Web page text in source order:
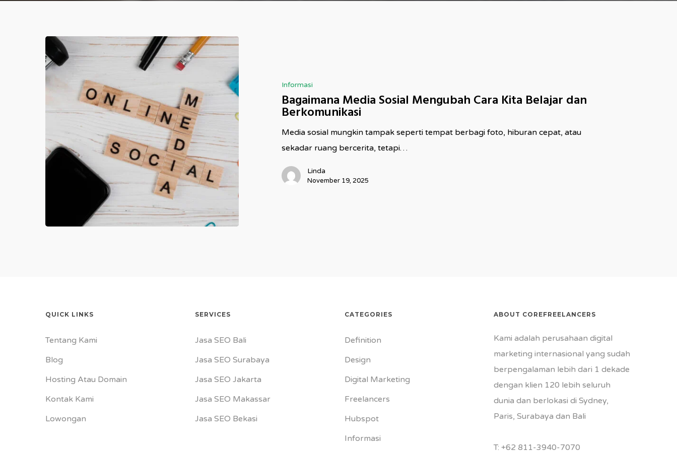
Mengubah
Berkomunikasi
Informasi
Bagaimana Media Sosial Mengubah Cara Kita Belajar dan
Berkomunikasi
Media sosial mungkin tampak seperti tempat berbagi foto, hiburan cepat, atau
sekadar ruang bercerita, tetapi…
Linda
November 19, 2025
QUICK LINKS
Tentang Kami
Blog
Hosting Atau Domain
Kontak Kami
Lowongan
SERVICES
Jasa SEO Bali
Jasa SEO Surabaya
Jasa SEO Jakarta
Jasa SEO Makassar
Jasa SEO Bekasi
CATEGORIES
Definition
Design
Digital Marketing
Freelancers
Hubspot
Informasi
ABOUT COREFREELANCERS
Kami adalah perusahaan digital
marketing internasional yang sudah
berpengalaman lebih dari 1 dekade
dengan klien 120 lebih seluruh
dunia dan berlokasi di Sydney,
Paris, Surabaya dan Bali
T:+62 811-3940-7070